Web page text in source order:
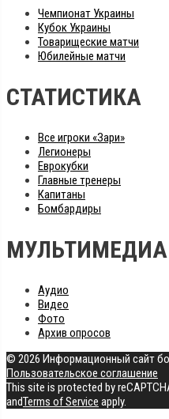
Чемпионат Украины
Кубок Украины
Товарищеские матчи
Юбилейные матчи
СТАТИСТИКА
Все игроки «Зари»
Легионеры
Еврокубки
Главные тренеры
Капитаны
Бомбардиры
МУЛЬТИМЕДИА
Аудио
Видео
Фото
Архив опросов
© 2026 Информационный сайт
Пользовательское соглашение
This site is protected by
andTerms of Service apply.